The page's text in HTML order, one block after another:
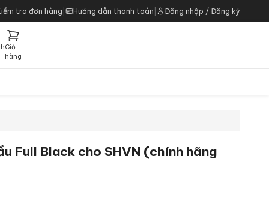
tra đơn hàng Hướng dẫn thanh toán Đăng nhập / Đăng ký
Giỏ
hàng
Full Black cho SHVN (chính hãng